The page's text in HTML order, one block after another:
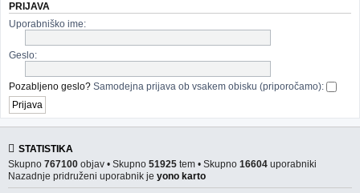
PRIJAVA
Uporabniško ime:
Geslo:
Pozabljeno geslo? Samodejna prijava ob vsakem obisku (priporočamo):
STATISTIKA
Skupno 767100 objav • Skupno 51925 tem • Skupno 16604 uporabniki
Nazadnje pridruženi uporabnik je yono karto